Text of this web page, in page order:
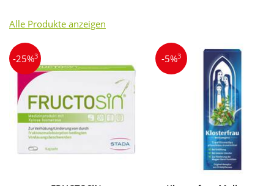
Alle Produkte anzeigen
-25%3 -5%3